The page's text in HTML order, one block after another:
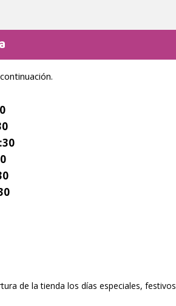
de la tienda los días especiales, festivos